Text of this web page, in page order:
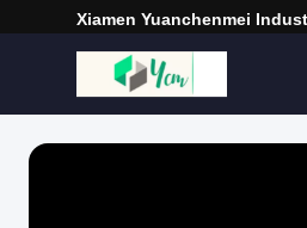
Xiamen Yuanchenmei